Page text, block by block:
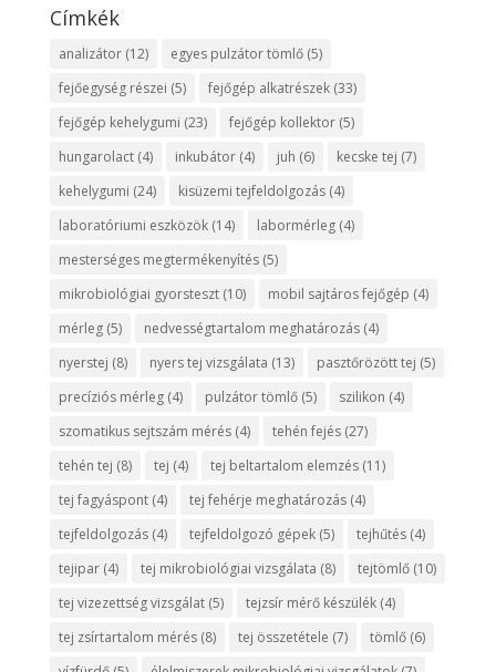
Címkék
analizátor(12) egyes pulzátor tömlő(5)
fejőegység részei (5) fejőgép alkatrészek(33)
fejőgép kehelygumi (23) fejőgép kollektor(5)
hungarolact(4) inkubátor(4) juh (6) kecske tej (7)
kehelygumi (24) kisüzemi tejfeldolgozás(4)
laboratóriumi eszközök(14) labormérleg(4)
mesterséges megtermékenyítés(5)
mikrobiológiai gyorsteszt(10) mobil sajtáros fejőgép (4)
mérleg(5) nedvességtartalom meghatározás(4)
nyerstej (8) nyers tej vizsgálata (13) pasztőrözött tej (5)
precíziós mérleg(4) pulzátor tömlő(5) szilikon (4)
szomatikus sejtszám mérés(4) tehén fejés(27)
tehén tej (8) tej (4) tej beltartalom elemzés(11)
tej fagyáspont(4) tej fehérje meghatározás(4)
tejfeldolgozás(4) tejfeldolgozó gépek(5) tejhűtés(4)
tejipar(4) tej mikrobiológiai vizsgálata (8) tejtömlő(10)
tej vizezettség vizsgálat(5) tejzsír mérő készülék(4)
tej zsírtartalom mérés(8) tej összetétele (7) tömlő(6)